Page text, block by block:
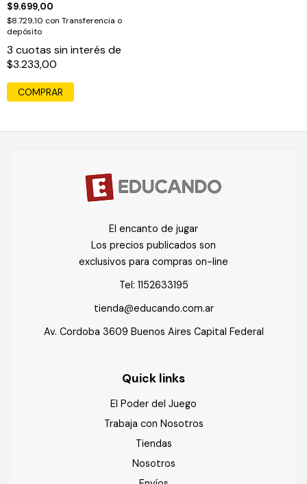
$9.699,00
$8.729,10 con Transferencia o
depósito
3 cuotas sin interés de
$3.233,00
El encanto de jugar
Los precios publicados son
exclusivos para compras on-line
Tel: 1152633195
tienda@educando.com.ar
Av. Cordoba 3609 Buenos Aires Capital Federal
Quick links
El Poder del Juego
Trabaja con Nosotros
Tiendas
Nosotros